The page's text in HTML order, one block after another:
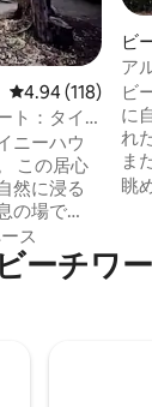
レビュー118件
4.94 (118)
ト：タイ
へ2.5時間
ニーハウ
然に浸る
の場で
km •ワイ
ャンベラ
ス
ビ
ア
テ
ビ
に
れ
ま
ク
サ
眺
ビーチワ